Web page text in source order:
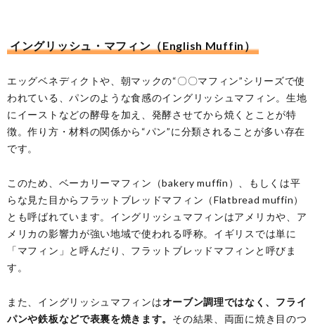
イングリッシュ・マフィン（English Muffin）
エッグベネディクトや、朝マックの“〇〇マフィン”シリーズで使
われている、パンのような食感のイングリッシュマフィン。生地
にイーストなどの酵母を加え、発酵させてから焼くとことが特
徴。作り方・材料の関係から“パン”に分類されることが多い存在
です。
このため、ベーカリーマフィン（bakery muffin）、もしくは平
らな見た目からフラットブレッドマフィン（Flatbread muffin）
とも呼ばれています。イングリッシュマフィンはアメリカや、ア
メリカの影響力が強い地域で使われる呼称。イギリスでは単に
「マフィン」と呼んだり、フラットブレッドマフィンと呼びま
す。
また、イングリッシュマフィンはオーブン調理ではなく、フライ
パンや鉄板などで表裏を焼きます。 その結果、両面に焼き目のつ